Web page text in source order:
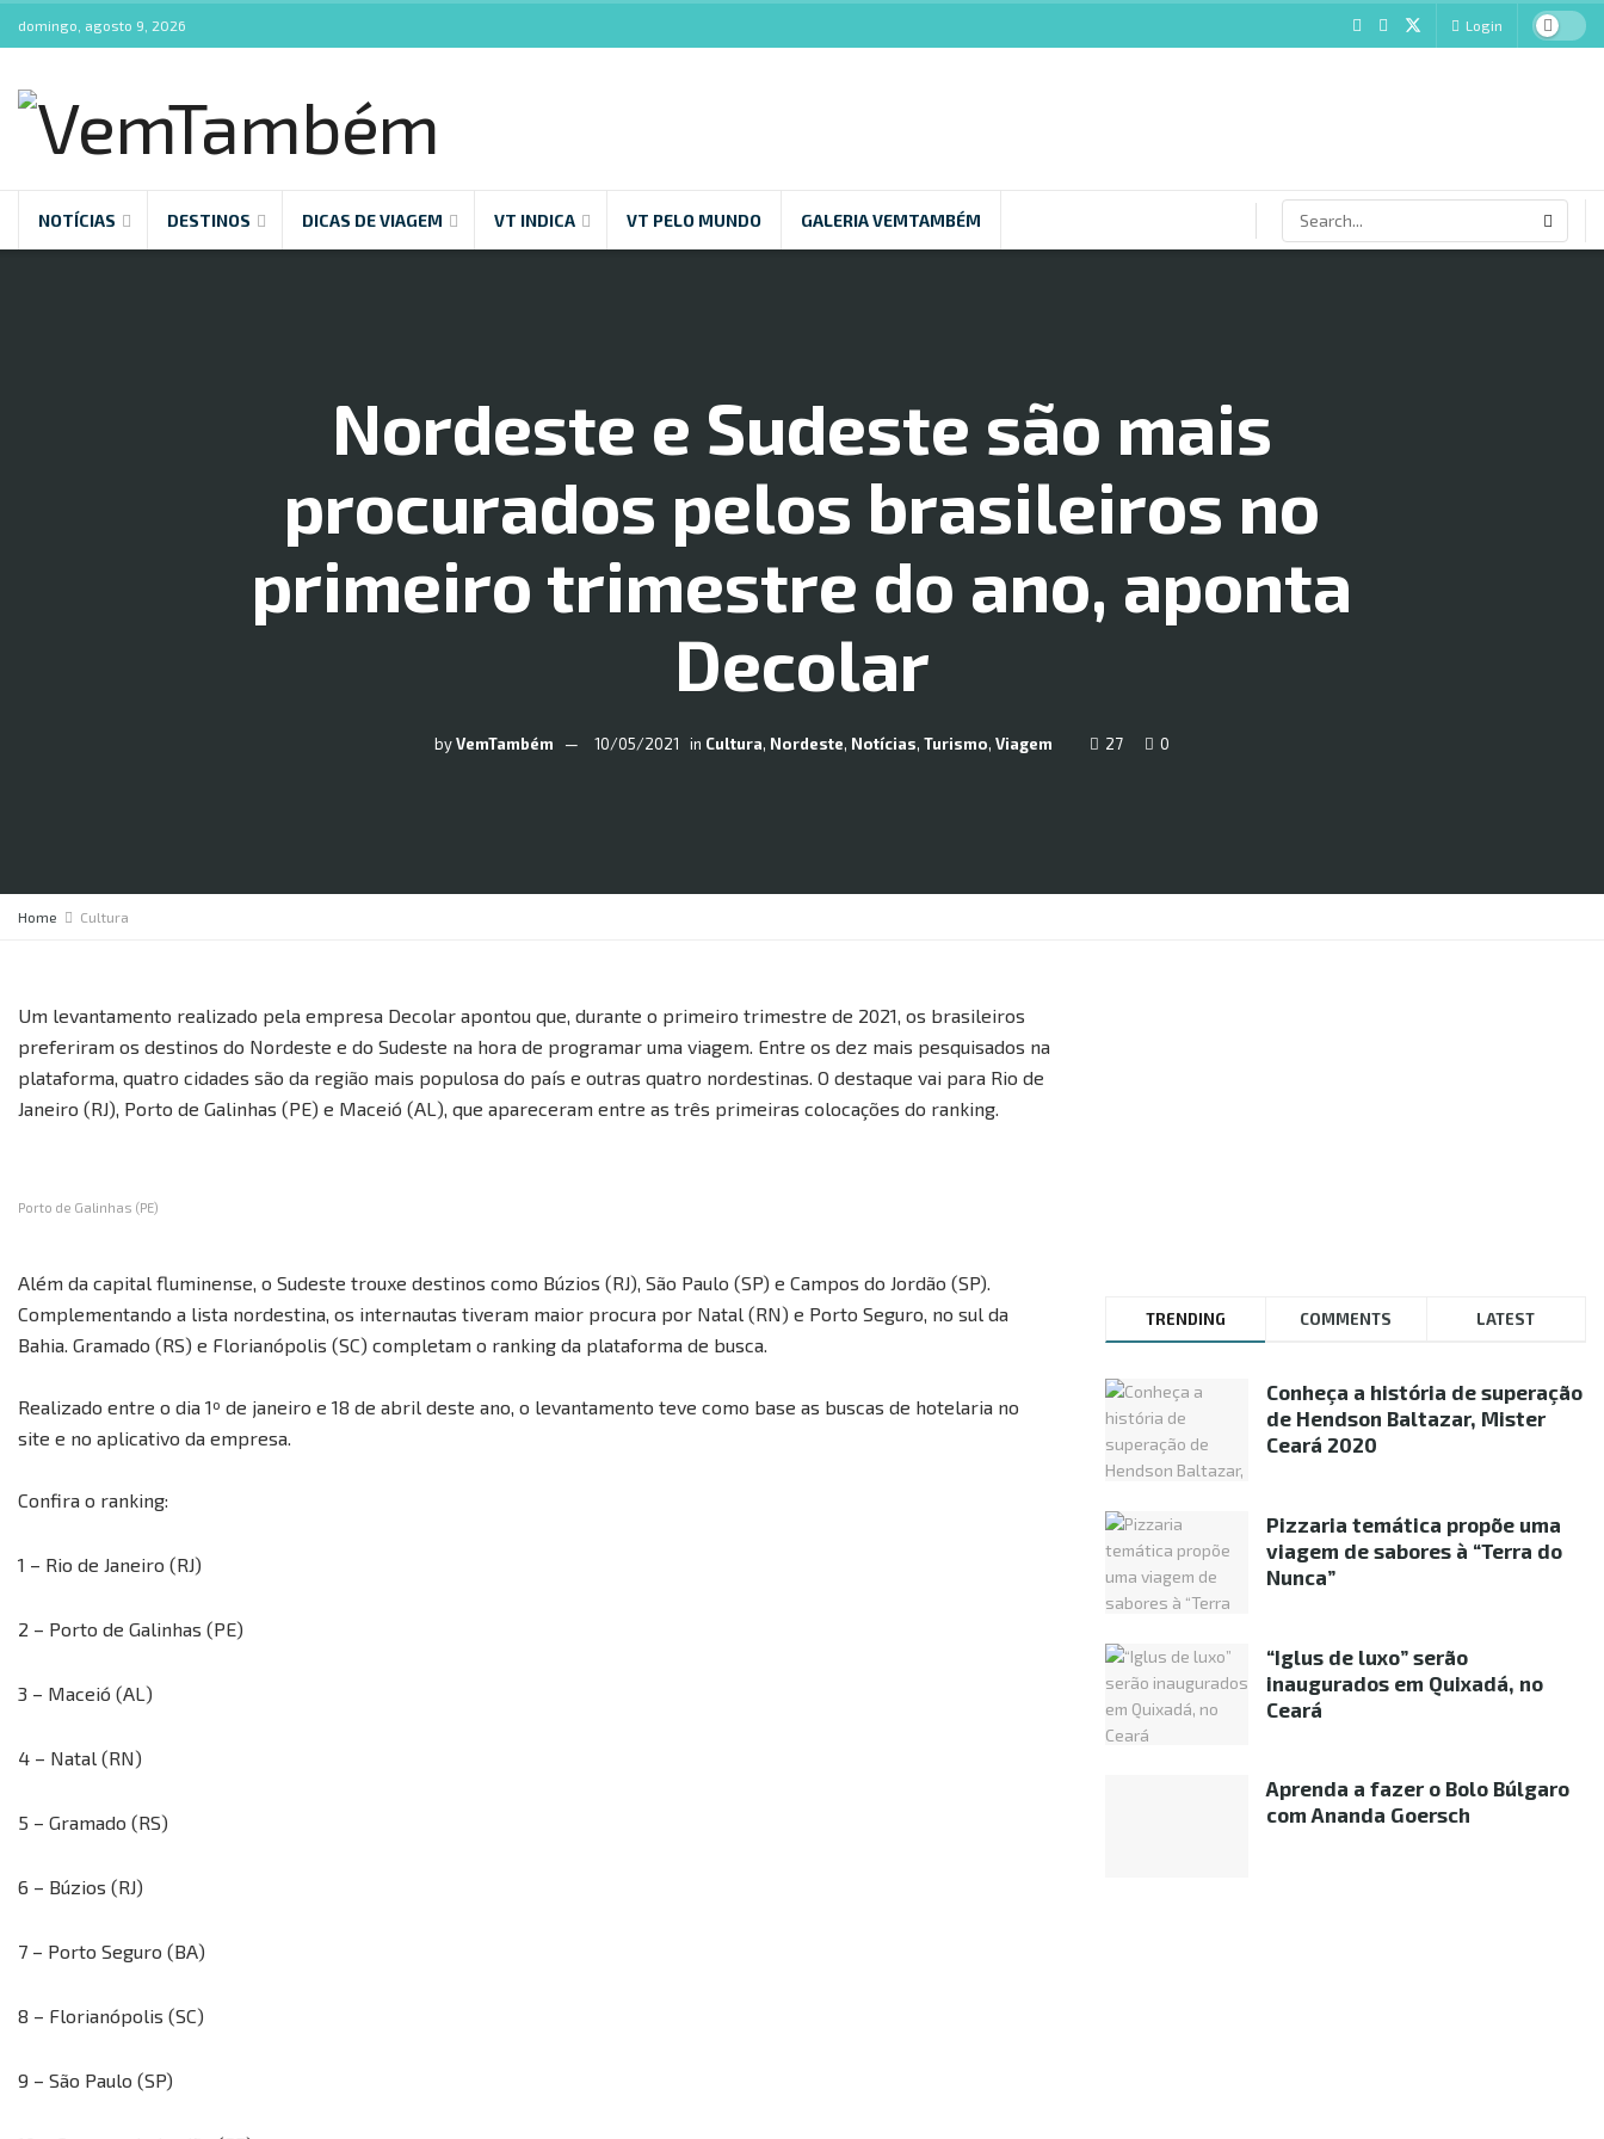
domingo, agosto 9, 2026 Login
NOTÍCIAS DESTINOS DICAS DE VIAGEM VT INDICA VT PELO MUNDO GALERIA VEMTAMBÉM
Nordeste e Sudeste são mais
procurados pelos brasileiros no
primeiro trimestre do ano, aponta
Decolar
byVemTambém 10/05/2021 in Cultura, Nordeste, Notícias, Turismo, Viagem 27 0
Home Cultura
Um levantamento realizado pela empresa Decolar apontou que, durante o primeiro trimestre de 2021, os brasileiros
preferiram os destinos do Nordeste e do Sudeste na hora de programar uma viagem. Entre os dez mais pesquisados na
plataforma, quatro cidades são da região mais populosa do país e outras quatro nordestinas. O destaque vai para Rio de
Janeiro (RJ), Porto de Galinhas (PE) e Maceió (AL), que apareceram entre as três primeiras colocações do ranking.
Porto de Galinhas (PE)
Além da capital fluminense, o Sudeste trouxe destinos como Búzios (RJ), São Paulo (SP) e Campos do Jordão (SP).
Complementando a lista nordestina, os internautas tiveram maior procura por Natal (RN) e Porto Seguro, no sul da
Bahia. Gramado (RS) e Florianópolis (SC) completam o ranking da plataforma de busca.
Realizado entre o dia 1º de janeiro e 18 de abril deste ano, o levantamento teve como base as buscas de hotelaria no
site e no aplicativo da empresa.
Confira o ranking:
1 – Rio de Janeiro (RJ)
2 – Porto de Galinhas (PE)
3 – Maceió (AL)
4 – Natal (RN)
5 – Gramado (RS)
6 – Búzios (RJ)
7 – Porto Seguro (BA)
8 – Florianópolis (SC)
9 – São Paulo (SP)
TRENDING COMMENTS LATEST
Conheça a história de superação
de Hendson Baltazar, Mister
Ceará 2020
Pizzaria temática propõe uma
viagem de sabores à “Terra do
Nunca”
“Iglus de luxo” serão
inaugurados em Quixadá, no
Ceará
Aprenda a fazer o Bolo Búlgaro
com Ananda Goersch